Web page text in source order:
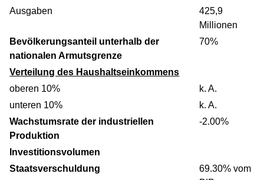
Ausgaben
425,9
Millionen
Bevölkerungsanteil unterhalb der
nationalen Armutsgrenze
70%
Verteilung des Haushaltseinkommens
oberen 10%
k. A.
unteren 10%
k. A.
Wachstumsrate der industriellen
Produktion
-2.00%
Investitionsvolumen
Staatsverschuldung
69.30% vom